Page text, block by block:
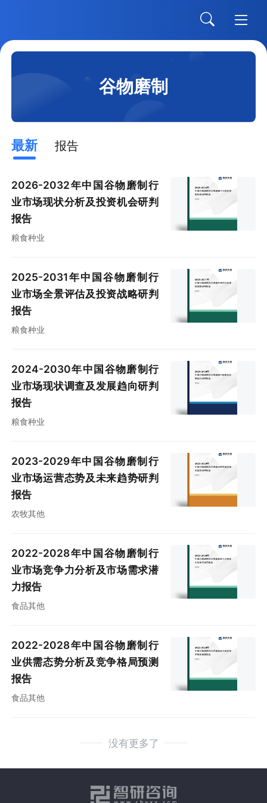
谷物磨制
最新 报告
2026-2032年中国谷物磨制行
业市场现状分析及投资机会研判
报告
粮食种业
2025-2031年中国谷物磨制行
业市场全景评估及投资战略研判
报告
粮食种业
2024-2030年中国谷物磨制行
业市场现状调查及发展趋向研判
报告
粮食种业
2023-2029年中国谷物磨制行
业市场运营态势及未来趋势研判
报告
农牧其他
2022-2028年中国谷物磨制行
业市场竞争力分析及市场需求潜
力报告
食品其他
2022-2028年中国谷物磨制行
业供需态势分析及竞争格局预测
报告
食品其他
没有更多了